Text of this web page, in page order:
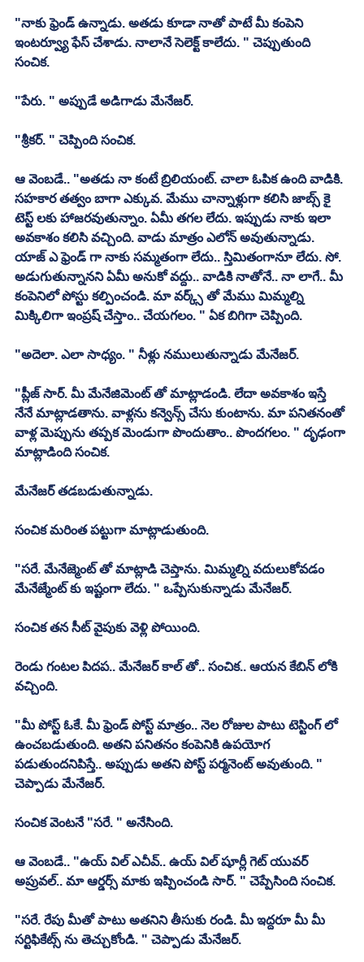
"నాకు ఫ్రెండ్ ఉన్నాడు. అతడు కూడా నాతో పాటే మీ కంపెని
ఇంటర్వ్యూ ఫేస్ చేశాడు. నాలానే సెలెక్ట్ కాలేదు. " చెప్పుతుంది
సంచిక.
"పేరు. " అప్పుడే అడిగాడు మేనేజర్.
"శ్రీకర్. " చెప్పింది సంచిక.
ఆ వెంబడే.. "అతడు నా కంటే బ్రిలియంట్. చాలా ఓపిక ఉంది వాడికి.
సహకార తత్వం బాగా ఎక్కువ. మేము చాన్నాళ్లుగా కలిసి జాబ్స్ కై
టెస్ట్ లకు హాజరవుతున్నాం. ఏమీ తగల లేదు. ఇప్పుడు నాకు ఇలా
అవకాశం కలిసి వచ్చింది. వాడు మాత్రం ఎలోన్ అవుతున్నాడు.
యాజ్ ఎ ఫ్రెండ్ గా నాకు సమ్మతంగా లేదు.. స్తిమితంగానూ లేదు. సో.
అడుగుతున్నానని ఏమీ అనుకో వద్దు.. వాడికి నాతోనే.. నా లాగే.. మీ
కంపెనిలో పోస్టు కల్పించండి. మా వర్క్స్ తో మేము మిమ్మల్ని
మిక్కిలిగా ఇంప్రష్ చేస్తాం.. చేయగలం. " ఏక బిగిగా చెప్పింది.
"అదెలా. ఎలా సాధ్యం. " నీళ్లు నములుతున్నాడు మేనేజర్.
"ప్లీజ్ సార్. మీ మేనేజిమెంట్ తో మాట్లాడండి. లేదా అవకాశం ఇస్తే
నేనే మాట్లాడతాను. వాళ్లను కన్వెన్స్ చేసు కుంటాను. మా పనితనంతో
వాళ్ల మెప్పును తప్పక మెండుగా పొందుతాం.. పొందగలం. " దృఢంగా
మాట్లాడింది సంచిక.
మేనేజర్ తడబడుతున్నాడు.
సంచిక మరింత పట్టుగా మాట్లాడుతుంది.
"సరే. మేనేజ్మెంట్ తో మాట్లాడి చెప్తాను. మిమ్మల్ని వదులుకోవడం
మేనేజ్మేంట్ కు ఇష్టంగా లేదు. " ఒప్పేసుకున్నాడు మేనేజర్.
సంచిక తన సీట్ వైపుకు వెళ్లి పోయింది.
రెండు గంటల పిదప.. మేనేజర్ కాల్ తో.. సంచిక.. ఆయన కేబిన్ లోకి
వచ్చింది.
"మీ పోస్ట్ ఓకే. మీ ఫ్రెండ్ పోస్ట్ మాత్రం.. నెల రోజుల పాటు టెస్టింగ్ లో
ఉంచబడుతుంది. అతని పనితనం కంపెనికి ఉపయోగ
పడుతుందనిపిస్తే.. అప్పుడు అతని పోస్ట్ పర్మనెంట్ అవుతుంది. "
చెప్పాడు మేనేజర్.
సంచిక వెంటనే "సరే. " అనేసింది.
ఆ వెంబడే.. "ఉయ్ విల్ ఎచీవ్.. ఉయ్ విల్ షూర్లీ గెట్ యువర్
అప్రువల్.. మా ఆర్డర్స్ మాకు ఇప్పించండి సార్. " చెప్పేసింది సంచిక.
"సరే. రేపు మీతో పాటు అతనిని తీసుకు రండి. మీ ఇద్దరూ మీ మీ
సర్టిఫికేట్స్ ను తెచ్చుకోండి. " చెప్పాడు మేనేజర్.